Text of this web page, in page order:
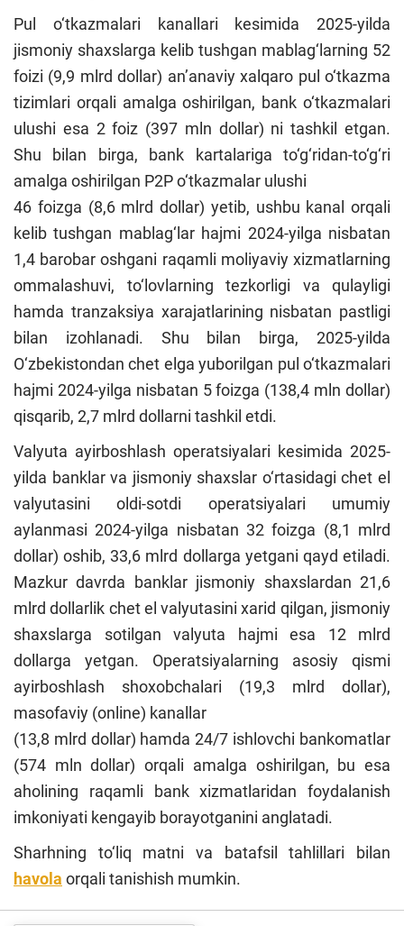
Pul o‘tkazmalari kanallari kesimida 2025-yilda
jismoniy shaxslarga kelib tushgan mablag‘larning 52
foizi (9,9 mlrd dollar) an’anaviy xalqaro pul o‘tkazma
tizimlari orqali amalga oshirilgan, bank o‘tkazmalari
ulushi esa 2 foiz (397 mln dollar) ni tashkil etgan.
Shu bilan birga, bank kartalariga to‘g‘ridan-to‘g‘ri
amalga oshirilgan P2P o‘tkazmalar ulushi
46 foizga (8,6 mlrd dollar) yetib, ushbu kanal orqali
kelib tushgan mablag‘lar hajmi 2024-yilga nisbatan
1,4 barobar oshgani raqamli moliyaviy xizmatlarning
ommalashuvi, to‘lovlarning tezkorligi va qulayligi
hamda tranzaksiya xarajatlarining nisbatan pastligi
bilan izohlanadi. Shu bilan birga, 2025-yilda
O‘zbekistondan chet elga yuborilgan pul o‘tkazmalari
hajmi 2024-yilga nisbatan 5 foizga (138,4 mln dollar)
qisqarib, 2,7 mlrd dollarni tashkil etdi.
Valyuta ayirboshlash operatsiyalari kesimida 2025-
yilda banklar va jismoniy shaxslar o‘rtasidagi chet el
valyutasini oldi-sotdi operatsiyalari umumiy
aylanmasi 2024-yilga nisbatan 32 foizga (8,1 mlrd
dollar) oshib, 33,6 mlrd dollarga yetgani qayd etiladi.
Mazkur davrda banklar jismoniy shaxslardan 21,6
mlrd dollarlik chet el valyutasini xarid qilgan, jismoniy
shaxslarga sotilgan valyuta hajmi esa 12 mlrd
dollarga yetgan. Operatsiyalarning asosiy qismi
ayirboshlash shoxobchalari (19,3 mlrd dollar),
masofaviy (online) kanallar
(13,8 mlrd dollar) hamda 24/7 ishlovchi bankomatlar
(574 mln dollar) orqali amalga oshirilgan, bu esa
aholining raqamli bank xizmatlaridan foydalanish
imkoniyati kengayib borayotganini anglatadi.
Sharhning to‘liq matni va batafsil tahlillari bilan
havola orqali tanishish mumkin.